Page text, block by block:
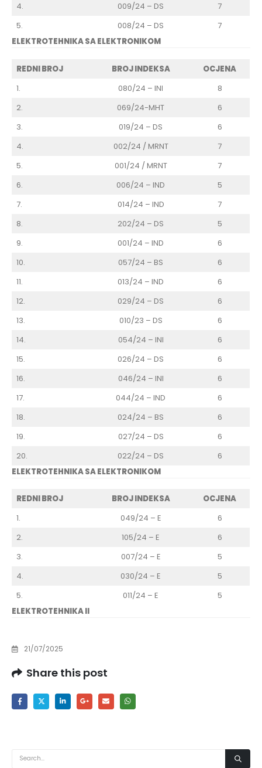
4.
009/24 – DS
7
5.
008/24 – DS
7
ELEKTROTEHNIKA SA ELEKTRONIKOM
REDNI BROJ BROJ INDEKSA
OCJENA
1.
080/24 – INI
8
2.
069/24-MHT
6
3.
019/24 – DS
6
4.
002/24 / MRNT
7
5.
001/24 / MRNT
7
6.
006/24 – IND
5
7.
014/24 – IND
7
8.
202/24 – DS
5
9.
001/24 – IND
6
10.
057/24 – BS
6
11.
013/24 – IND
6
12.
029/24 – DS
6
13.
010/23 – DS
6
14.
054/24 – INI
6
15.
026/24 – DS
6
16.
046/24 – INI
6
17.
044/24 – IND
6
18.
024/24 – BS
6
19.
027/24 – DS
6
20.
022/24 – DS
6
ELEKTROTEHNIKA SA ELEKTRONIKOM
REDNI BROJ BROJ INDEKSA
OCJENA
1.
049/24 – E
6
2.
105/24 – E
6
3.
007/24 – E
5
4.
030/24 – E
5
5.
011/24 – E
5
ELEKTROTEHNIKA II
21/07/2025
Share this post